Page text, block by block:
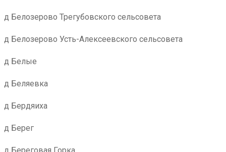
д Белозерово Трегубовского сельсовета
д Белозерово Усть-Алексеевского сельсовета
д Белые
д Беляевка
д Бердяиха
д Берег